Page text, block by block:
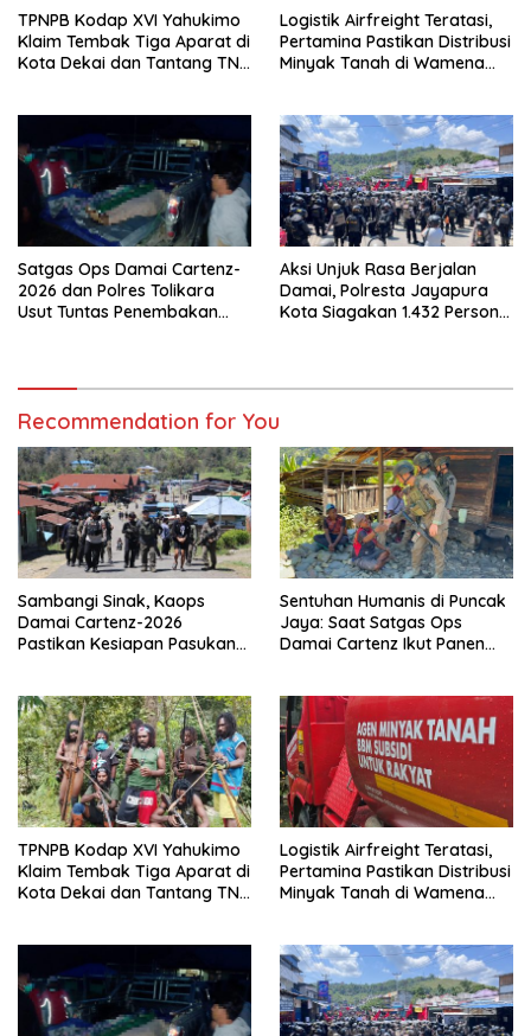
TPNPB Kodap XVI Yahukimo
Klaim Tembak Tiga Aparat di
Kota Dekai dan Tantang TNI-
Logistik Airfreight Teratasi,
Pertamina Pastikan Distribusi
Minyak Tanah di Wamena
Satgas Ops Damai Cartenz-
2026 dan Polres Tolikara
Usut Tuntas Penembakan
Aksi Unjuk Rasa Berjalan
Damai, Polresta Jayapura
Kota Siagakan 1.432 Personel
Recommendation for You
Sambangi Sinak, Kaops
Damai Cartenz-2026
Pastikan Kesiapan Pasukan
Sentuhan Humanis di Puncak
Jaya: Saat Satgas Ops
Damai Cartenz Ikut Panen
TPNPB Kodap XVI Yahukimo
Klaim Tembak Tiga Aparat di
Kota Dekai dan Tantang TNI-
Logistik Airfreight Teratasi,
Pertamina Pastikan Distribusi
Minyak Tanah di Wamena